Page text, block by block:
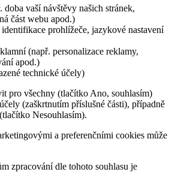
doba vaší návštěvy našich stránek,
část webu apod.)
prohlížeče, jazykové nastavení
(např. personalizace reklamy,
apod.)
technické účely)
pro všechny (tlačítko Ano, souhlasím)
(zaškrtnutím příslušné části), případně
Nesouhlasím).
a preferenčními cookies může
zpracování dle tohoto souhlasu je